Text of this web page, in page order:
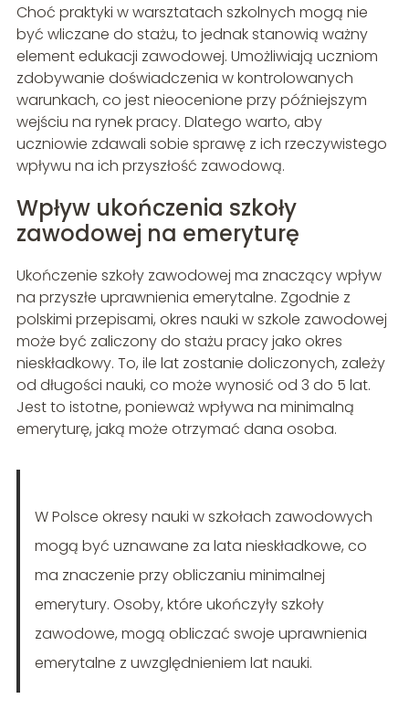
Choć praktyki w warsztatach szkolnych mogą nie
być wliczane do stażu, to jednak stanowią ważny
element edukacji zawodowej. Umożliwiają uczniom
zdobywanie doświadczenia w kontrolowanych
warunkach, co jest nieocenione przy późniejszym
wejściu na rynek pracy. Dlatego warto, aby
uczniowie zdawali sobie sprawę z ich rzeczywistego
wpływu na ich przyszłość zawodową.
Wpływ ukończenia szkoły
zawodowej na emeryturę
Ukończenie szkoły zawodowej ma znaczący wpływ
na przyszłe uprawnienia emerytalne. Zgodnie z
polskimi przepisami, okres nauki w szkole zawodowej
może być zaliczony do stażu pracy jako okres
nieskładkowy. To, ile lat zostanie doliczonych, zależy
od długości nauki, co może wynosić od 3 do 5 lat.
Jest to istotne, ponieważ wpływa na minimalną
emeryturę, jaką może otrzymać dana osoba.
W Polsce okresy nauki w szkołach zawodowych
mogą być uznawane za lata nieskładkowe, co
ma znaczenie przy obliczaniu minimalnej
emerytury. Osoby, które ukończyły szkoły
zawodowe, mogą obliczać swoje uprawnienia
emerytalne z uwzględnieniem lat nauki.